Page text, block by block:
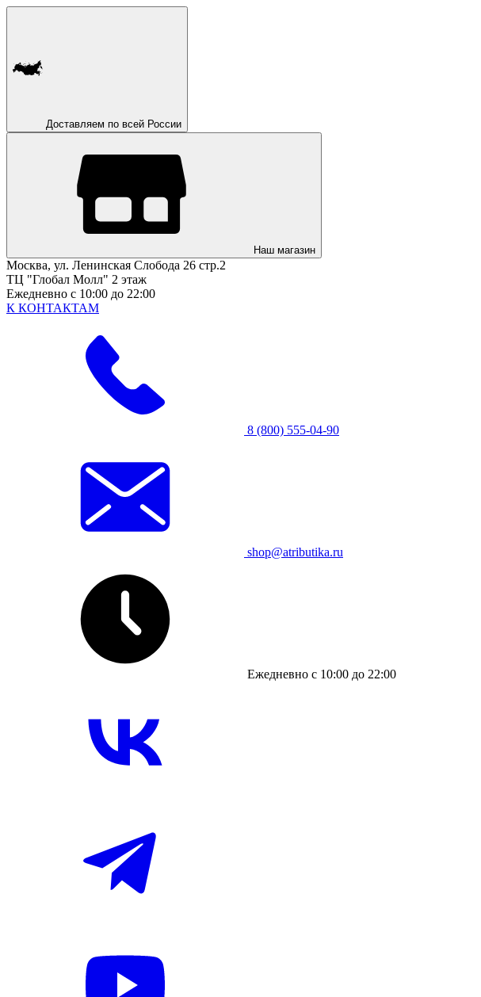
Доставляем по всей России
Наш магазин
Москва, ул. Ленинская Слобода 26 стр.2
ТЦ "Глобал Молл" 2 этаж
Ежедневно с 10:00 до 22:00
К КОНТАКТАМ
8 (800) 555-04-90
shop@atributika.ru
Ежедневно с 10:00 до 22:00